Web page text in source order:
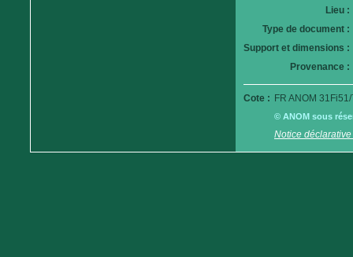
Lieu :
Type de document :
Support et dimensions :
Provenance :
Cote : FR ANOM
© ANOM sous
Notice